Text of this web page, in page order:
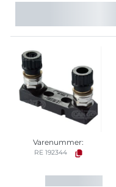
Varenummer:
RE 192344